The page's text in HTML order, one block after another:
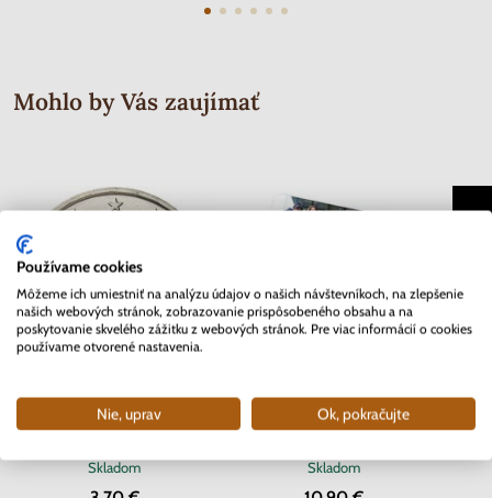
Mohlo by Vás zaujímať
2 EURO Slovensko 2012 - 10.
rokov Euro meny
Skladom
2 EURO Belgicko 2017 -
Univerzita v Gente - coincard
Skladom
Používame cookies
Môžeme ich umiestniť na analýzu údajov o našich návštevníkoch, na zlepšenie
našich webových stránok, zobrazovanie prispôsobeného obsahu a na
poskytovanie skvelého zážitku z webových stránok. Pre viac informácií o cookies
používame otvorené nastavenia.
Nie, uprav Ok, pokračujte